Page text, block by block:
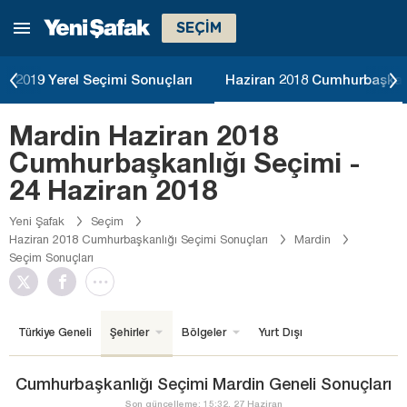
SEÇİM
2019 Yerel Seçimi Sonuçları Haziran 2018
Mardin Haziran 2018
Cumhurbaşkanlığı Seçimi -
24 Haziran 2018
Yeni Şafak
Seçim
Haziran 2018 Cumhurbaşkanlığı Seçimi Sonuçları
Mardin
Seçim Sonuçları
Türkiye Geneli Şehirler Bölgeler Yurt Dışı
Cumhurbaşkanlığı Seçimi Mardin Geneli Sonuçları
Son güncelleme: 15:32, 27 Haziran